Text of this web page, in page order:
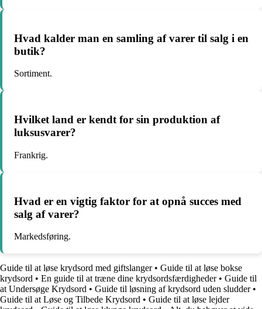
Hvad kalder man en samling af varer til salg i en
butik?
Sortiment.
Hvilket land er kendt for sin produktion af
luksusvarer?
Frankrig.
Hvad er en vigtig faktor for at opnå succes med
salg af varer?
Markedsføring.
Guide til at løse krydsord med giftslanger• Guide til at løse bokse
krydsord • En guide til at træne dine krydsordsfærdigheder• Guide til
at Undersøge Krydsord • Guide til løsning af krydsord uden sludder•
Guide til at Løse og Tilbede Krydsord • Guide til at løse lejder